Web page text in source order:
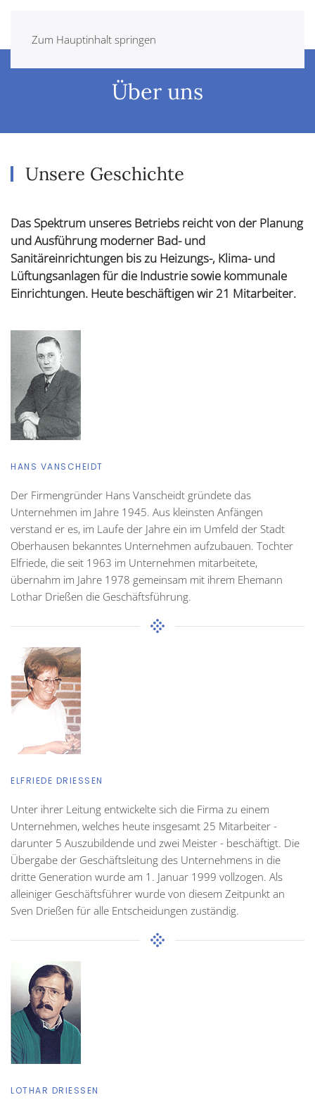
Zum Hauptinhalt springen
Über uns
Unsere Geschichte
Das Spektrum unseres Betriebs reicht von der Planung
und Ausführung moderner Bad- und
Sanitäreinrichtungen bis zu Heizungs-, Klima- und
Lüftungsanlagen für die Industrie sowie kommunale
Einrichtungen. Heute beschäftigen wir 21 Mitarbeiter.
HANS VANSCHEIDT
Der Firmengründer Hans Vanscheidt gründete das
Unternehmen im Jahre 1945. Aus kleinsten Anfängen
verstand er es, im Laufe der Jahre ein im Umfeld der Stadt
Oberhausen bekanntes Unternehmen aufzubauen. Tochter
Elfriede, die seit 1963 im Unternehmen mitarbeitete,
übernahm im Jahre 1978 gemeinsam mit ihrem Ehemann
Lothar Drießen die Geschäftsführung.
ELFRIEDE DRIESSEN
Unter ihrer Leitung entwickelte sich die Firma zu einem
Unternehmen, welches heute insgesamt 25 Mitarbeiter -
darunter 5 Auszubildende und zwei Meister - beschäftigt. Die
Übergabe der Geschäftsleitung des Unternehmens in die
dritte Generation wurde am 1. Januar 1999 vollzogen. Als
alleiniger Geschäftsführer wurde von diesem Zeitpunkt an
Sven Drießen für alle Entscheidungen zuständig.
LOTHAR DRIESSEN